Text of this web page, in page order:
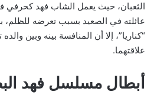
الثعبان، حيث يعمل الشاب فهد كحرفي
عائلته في الصعيد بسبب تعرضه للظلم،
“كناريا”، إلا أن المنافسة بينه وبين
علاقتهما.
أبطال مسلسل فهد